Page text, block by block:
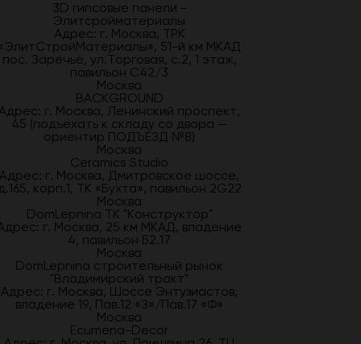
3D гипсовые панели -
Элитсройматериалы
Адрес: г. Москва, ТРК
51-й км МКАД
пос. Заречье, ул.Торговая, с.2, 1 этаж,
павильон С42/3
Москва
BACKGROUND
г. Москва, Ленинский проспект,
45 (подъехать к складу со двора —
ориентир ПОДЪЕЗД №8)
Москва
Ceramics Studio
Адрес: г. Москва, Дмитровское шоссе,
корп.1, ТК «Бухта», павильон 2G22
Москва
DomLepnina ТК "Конструктор"
г. Москва, 25 км МКАД, владение
4, павильон Б2.17
Москва
DomLepnina строительный рынок
"Владимирский тракт"
Адрес: г. Москва, Шоссе Энтузиастов,
владение 19, Пав.12 «З»/Пав.17 «Ф»
Москва
Ecumena-Decor